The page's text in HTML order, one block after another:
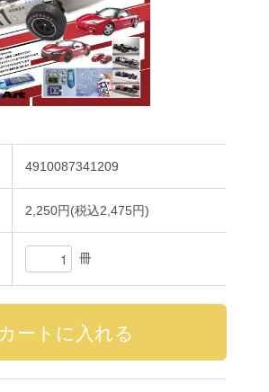
4910087341209
2,250円(税込2,475円)
冊